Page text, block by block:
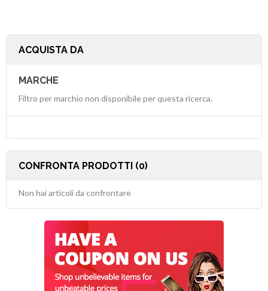
ACQUISTA DA
MARCHE
Filtro per marchio non disponibile per questa ricerca.
CONFRONTA PRODOTTI (0)
Non hai articoli da confrontare